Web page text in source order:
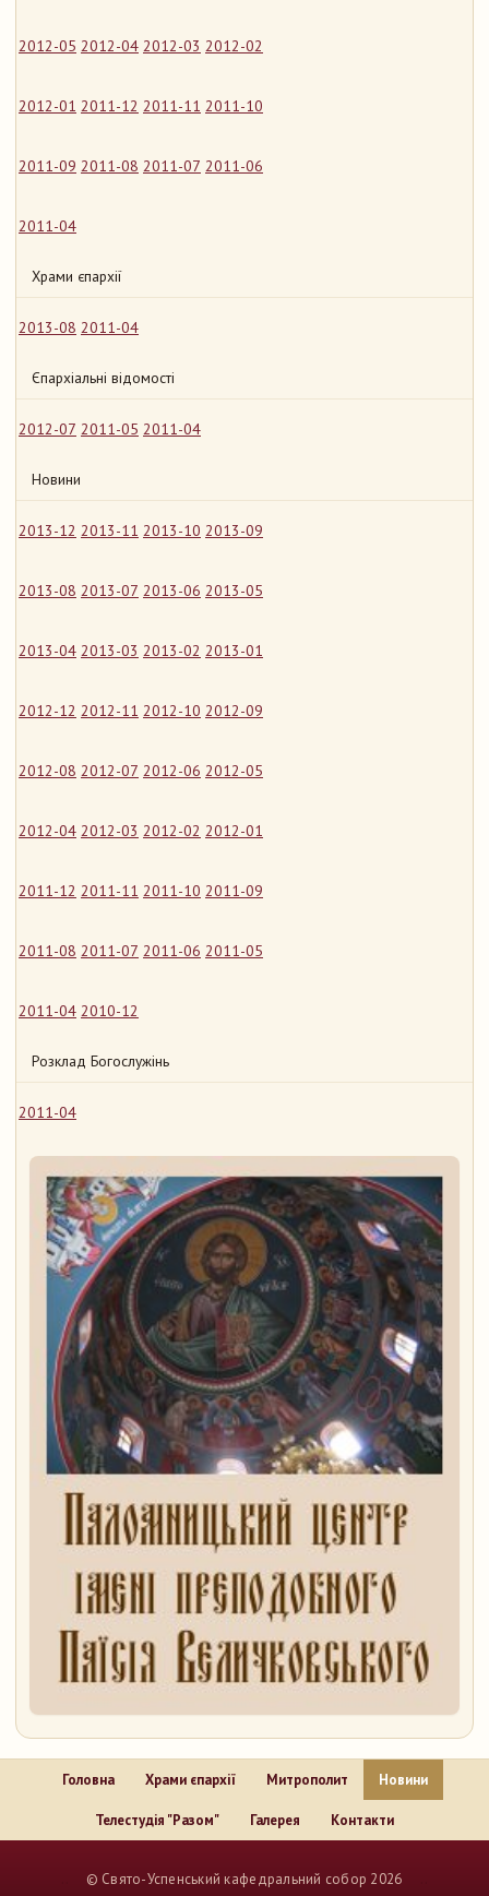
2012-05 2012-04 2012-03 2012-02
2012-01 2011-12 2011-11 2011-10
2011-09 2011-08 2011-07 2011-06
2011-04
Храми єпархії
2013-08 2011-04
Єпархіальні відомості
2012-07 2011-05 2011-04
Новини
2013-12 2013-11 2013-10 2013-09
2013-08 2013-07 2013-06 2013-05
2013-04 2013-03 2013-02 2013-01
2012-12 2012-11 2012-10 2012-09
2012-08 2012-07 2012-06 2012-05
2012-04 2012-03 2012-02 2012-01
2011-12 2011-11 2011-10 2011-09
2011-08 2011-07 2011-06 2011-05
2011-04 2010-12
Розклад Богослужінь
2011-04
Головна Храми єпархії Митрополит Новини
Телестудія "Разом" Галерея Контакти
© Свято-Успенський кафедральний собор 2026